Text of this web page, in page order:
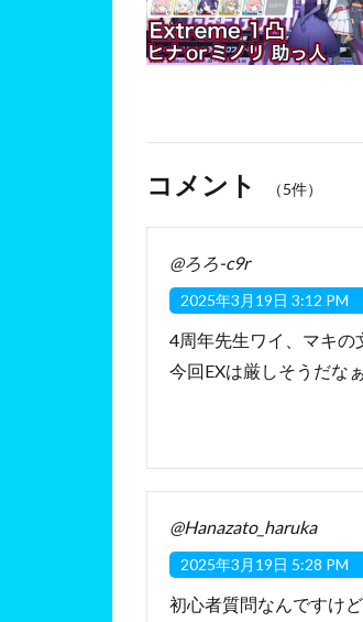
コメント （5件）
@ろろ-c9r
2025年3月19日 3:12 PM
4周年先生ワイ、マキの
今回EXは厳しそうだなぁ
@Hanazato_haruka
2025年3月19日 5:28 PM
初心者質問なんですけ